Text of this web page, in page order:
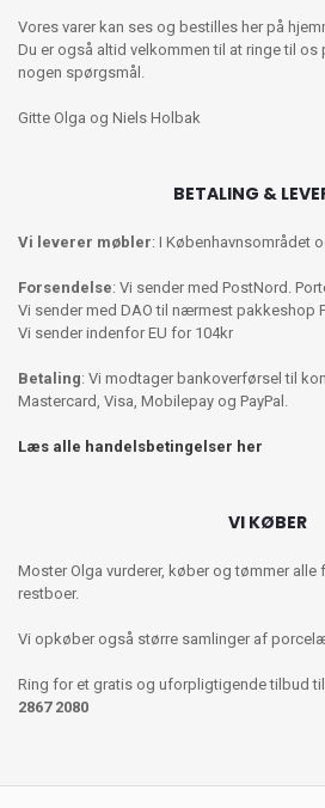
Vores varer kan ses og bestilles her på
Du er også altid velkommen til at ringe til os
nogen spørgsmål.
Gitte Olga og Niels Holbak
BETALING &
Vi leverer møbler: I Københavnsområdet
Forsendelse: Vi sender med PostNord.
Vi sender med DAO til nærmest pakkeshop
Vi sender indenfor EU for 104kr
Betaling: Vi modtager bankoverførsel til
Mastercard, Visa, Mobilepay og PayPal.
Læs alle handelsbetingelser her
VI KØBER
Moster Olga vurderer, køber og tømmer
restboer.
Vi opkøber også større samlinger af
Ring for et gratis og uforpligtigende tilbud
2867 2080